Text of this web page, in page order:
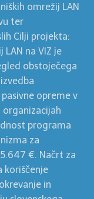
omrežij LAN
ter
Cilji projekta:
na VIZ je
obstoječega
opreme v
organizacijah
programa
za
€. Načrt za
koriščenje
in